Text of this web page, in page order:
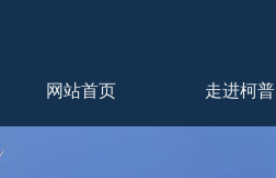
网站首页 走进柯普